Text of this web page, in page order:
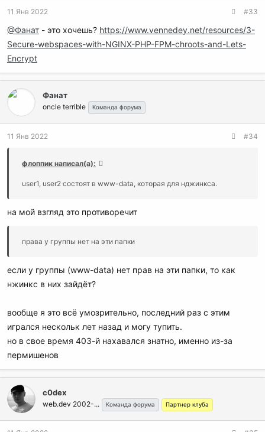
11 Янв 2022 #33
@Фанат - это хочешь? https://www.vennedey.net/resources/3-
Secure-webspaces-with-NGINX-PHP-FPM-chroots-and-Lets-
Encrypt
Фанат
oncle terrible Команда форума
11 Янв 2022 #34
флоппик написал(а):
user1, user2 состоят в www-data, которая для нджинкса.
на мой взгляд это противоречит
права у группы нет на эти папки
если у группы (www-data) нет прав на эти папки, то как
нжинкс в них зайдёт?
вообще я это всё умозрительно, последний раз с этим
игрался нескольк лет назад и могу тупить.
но в свое время 403-й нахавался знатно, именно из-за
пермишенов
c0dex
web.dev 2002-... Команда форума Партнер клуба